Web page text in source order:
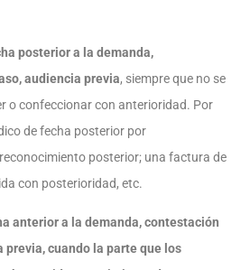
posterior a la demanda,
audiencia previa, siempre que no se
o confeccionar con anterioridad. Por
de fecha posterior por
posterior; una factura de
con posterioridad, etc.
anterior a la demanda, contestación
previa, cuando la parte que los